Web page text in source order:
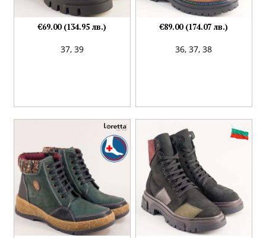
37, 39
€69.00 (134.95 лв.)
36,37,38
€89.00 (174.07 лв.)